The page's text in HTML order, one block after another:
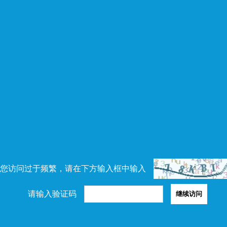
访问过于频繁，请在下方输入框中输入
请输入验证码 继续访问